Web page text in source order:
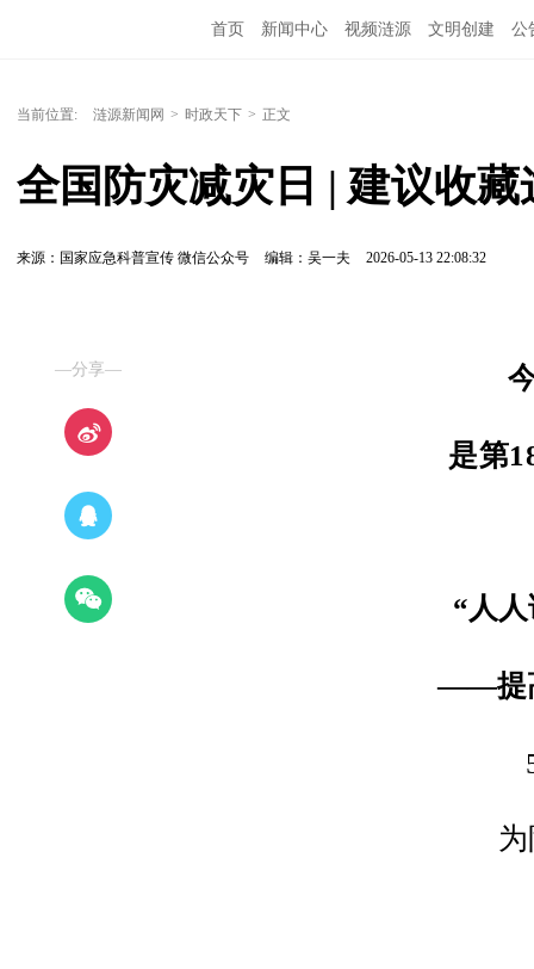
首页 新闻中心 视频涟源 文明创建 公
当前位置: 涟源新闻网 > 时政天下 > 正文
全国防灾减灾日 | 建议收
来源：国家应急科普宣传 微信公众号 编辑：吴一夫 2026-05-13 22:08:32
—分享—
是第
“人
——提
为